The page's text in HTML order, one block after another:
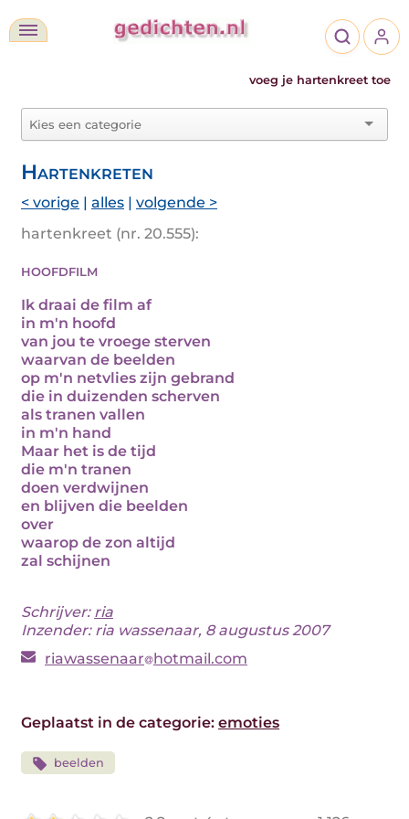
voeg je hartenkreet toe
Hartenkreten
< vorige | alles | volgende >
hartenkreet (nr. 20.555):
hoofdfilm
Ik draai de film af
in m'n hoofd
van jou te vroege sterven
waarvan de beelden
op m'n netvlies zijn gebrand
die in duizenden scherven
als tranen vallen
in m'n hand
Maar het is de tijd
die m'n tranen
doen verdwijnen
en blijven die beelden
over
waarop de zon altijd
zal schijnen
Schrijver: ria
Inzender: ria wassenaar, 8 augustus 2007
riawassenaar hotmail.com
Geplaatst in de categorie: emoties
beelden